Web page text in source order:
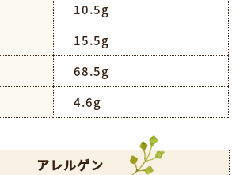
10.5g
15.5g
68.5g
4.6g
アレルゲン